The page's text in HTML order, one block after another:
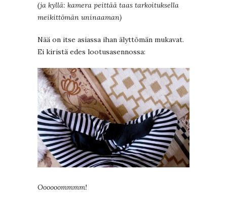
(ja kyllä: kamera peittää taas tarkoituksella
meikittömän uninaaman)
Nää on itse asiassa ihan älyttömän mukavat.
Ei kiristä edes lootusasennossa:
Oooooommmm!